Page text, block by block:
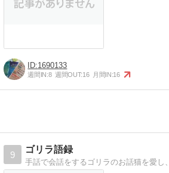
1690133
週間IN:8 週間OUT:16 月間IN:16
9
ゴリラ語録